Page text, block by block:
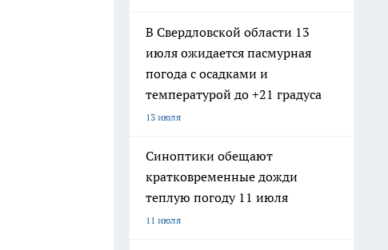
В Свердловской области 13
июля ожидается пасмурная
погода с осадками и
температурой до +21 градуса
13 июля
Синоптики обещают
кратковременные дожди
теплую погоду 11 июля
11 июля